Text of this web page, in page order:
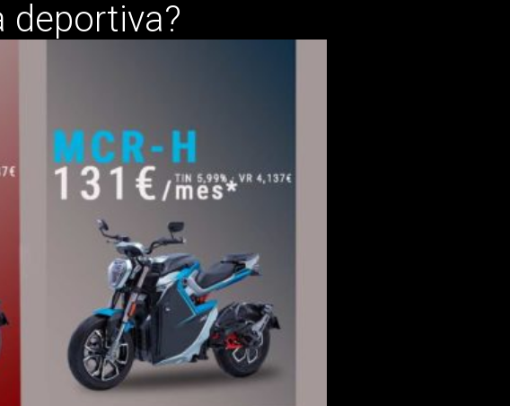
deportiva?